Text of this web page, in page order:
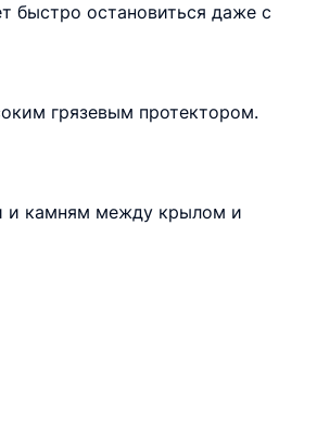
быстро остановиться даже с
грязевым протектором.
и камням между крылом и